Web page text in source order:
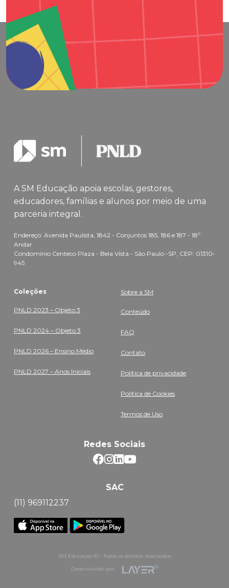
A SM Educação apoia escolas, gestores,
educadores, famílias e alunos por meio de uma
parceria integral.
Endereço: Avenida Paulista, 1842 - Conjuntos 185, 186 e 187 - 18º
Andar
Condomínio Centeco Plaza - Bela Vista - São Paulo -SP, CEP: 01310-
945
Coleções
PNLD 2023 – Objeto 3
PNLD 2024 – Objeto 3
PNLD 2026 – Ensino Médio
PNLD 2027 – Anos Iniciais
Sobre a SM
Conteúdo
FAQ
Contato
Política de privacidade
Política de Cookies
Termos de Uso
Redes Sociais
SAC
(11) 969112237
SM Educação © - Todos os direitos reservados
Desenvolvido por